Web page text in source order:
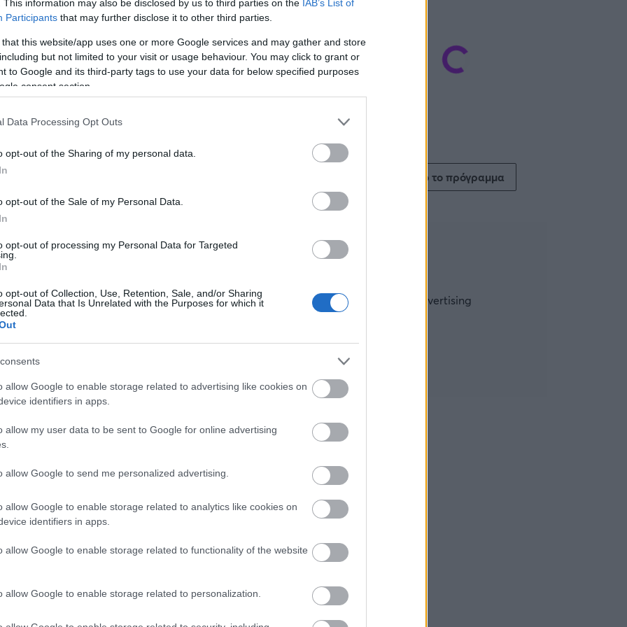
This information may also be disclosed by us to third parties on the IAB’s List of
Participants that may further disclose it to other third parties.
that this website/app uses one or more Google services and may gather and store
but not limited to your visit or usage behaviour. You may click to grant or
to Google and its third-party tags to use your data for below specified purposes
consent section.
Data Processing Opt Outs
opt-out of the Sharing of my personal data.
opt-out of the Sale of my Personal Data.
opt-out of processing my Personal Data for Targeted
opt-out of Collection, Use, Retention, Sale, and/or Sharing
Data that Is Unrelated with the Purposes for which it
allow Google to enable storage related to advertising like cookies on
identifiers in apps.
allow my user data to be sent to Google for online advertising
allow Google to send me personalized advertising.
allow Google to enable storage related to analytics like cookies on
identifiers in apps.
allow Google to enable storage related to functionality of the website
allow Google to enable storage related to personalization.
κάτι το οποίο αποτυπώθηκε από νωρίς
να εκμεταλλευτεί την άμυνα με αλλαγές
Φόιγκτμαν,
αλλά μάταια.
Το «διάβασμα» του Κάνααν σε
καιΠίτερς διατηρούσαν ένα ικανοποιητικό
Δείτε όλο το πρόγραμμα